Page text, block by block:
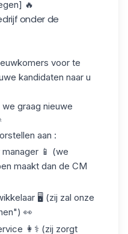
🔥
onder de
voor te
kandidaten naar u
graag nieuwe
aan :
📱 (we
maakt dan de CM
🖥️ (zij zal onze
👀
👩⚕️ (zij zorgt